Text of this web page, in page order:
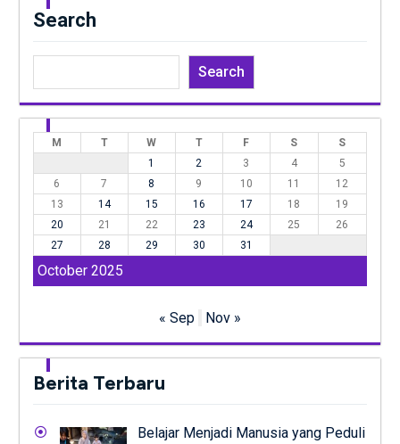
Search
Search
October 2025
M T W T F S
S
1
2 3 4
5
6
7 8 9 10 11
12
13
14 15 16 17 18
19
20
21 22 23 24 25
26
27
28 29 30 31
« Sep Nov »
Berita Terbaru
Belajar Menjadi Manusia yang Peduli